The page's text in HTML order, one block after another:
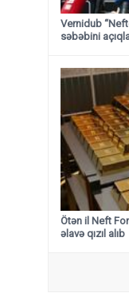
Vernidub
səbəbini
Ötən il Neft
əlavə qızıl alıb